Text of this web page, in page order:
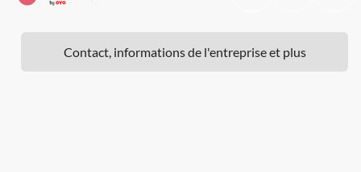
Contact, informations de l'entreprise et plus